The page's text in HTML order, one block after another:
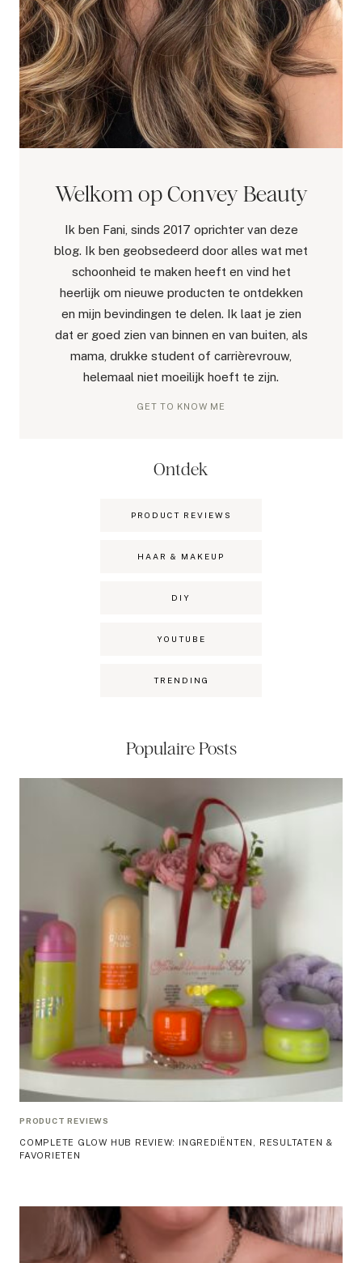
Welkom op Convey Beauty
Ik ben Fani, sinds 2017 oprichter van deze
blog. Ik ben geobsedeerd door alles wat met
schoonheid te maken heeft en vind het
heerlijk om nieuwe producten te ontdekken
en mijn bevindingen te delen. Ik laat je zien
dat er goed zien van binnen en van buiten, als
mama, drukke student of carrièrevrouw,
helemaal niet moeilijk hoeft te zijn.
GET TO KNOW ME
Ontdek
PRODUCT REVIEWS
HAAR & MAKEUP
DIY
YOUTUBE
TRENDING
Populaire Posts
PRODUCT REVIEWS
COMPLETE GLOW HUB REVIEW: INGREDIËNTEN, RESULTATEN &
FAVORIETEN